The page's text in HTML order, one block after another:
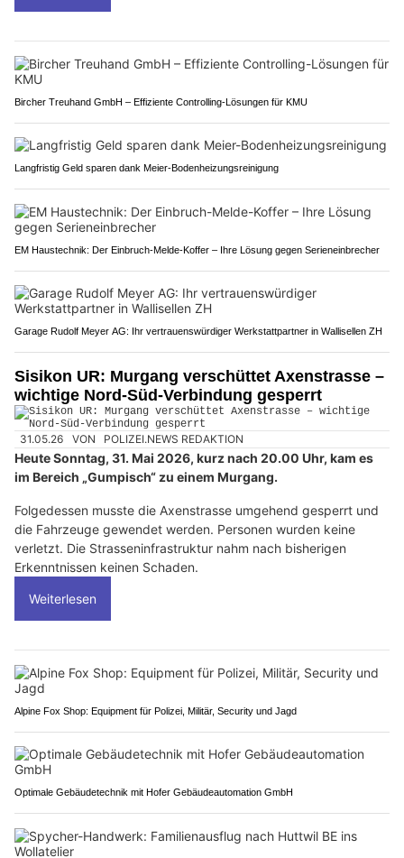
Bircher Treuhand GmbH – Effiziente Controlling-Lösungen für KMU
Langfristig Geld sparen dank Meier-Bodenheizungsreinigung
EM Haustechnik: Der Einbruch-Melde-Koffer – Ihre Lösung gegen Serieneinbrecher
Garage Rudolf Meyer AG: Ihr vertrauenswürdiger Werkstattpartner in Wallisellen ZH
Sisikon UR: Murgang verschüttet Axenstrasse –
wichtige Nord-Süd-Verbindung gesperrt
31.05.26 VON POLIZEI.NEWS REDAKTION
Heute Sonntag, 31. Mai 2026, kurz nach 20.00 Uhr, kam es
im Bereich „Gumpisch“ zu einem Murgang.
Folgedessen musste die Axenstrasse umgehend gesperrt und
die Fahrzeuge gewendet werden. Personen wurden keine
verletzt. Die Strasseninfrastruktur nahm nach bisherigen
Erkenntnissen keinen Schaden.
Weiterlesen
Alpine Fox Shop: Equipment für Polizei, Militär, Security und Jagd
Optimale Gebäudetechnik mit Hofer Gebäudeautomation GmbH